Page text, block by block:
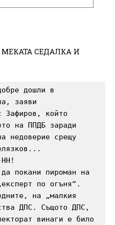
СЕДАЛКА И
дошли в
заяви
Зафиров, който
на ППДБ заради
недоверие срещу
НН!
покани пироман на
по огъня“.
на „малкия
ДПС. Същото ДПС,
винаги е било